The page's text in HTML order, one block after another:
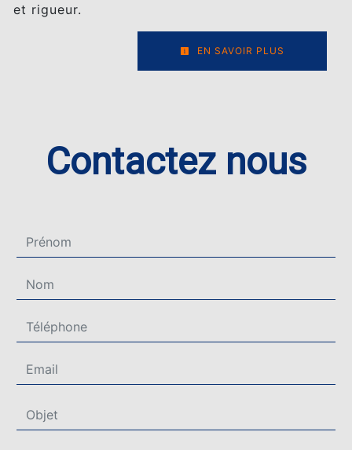
et rigueur.
EN SAVOIR PLUS
Contactez nous